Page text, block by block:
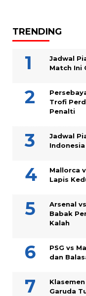
TRENDING
Jadwal
Match Ini
Trofi
Penalti
Jadwal
Mallorca
Lapis
Arsenal
Babak
Kalah
PSG vs
dan
Garuda